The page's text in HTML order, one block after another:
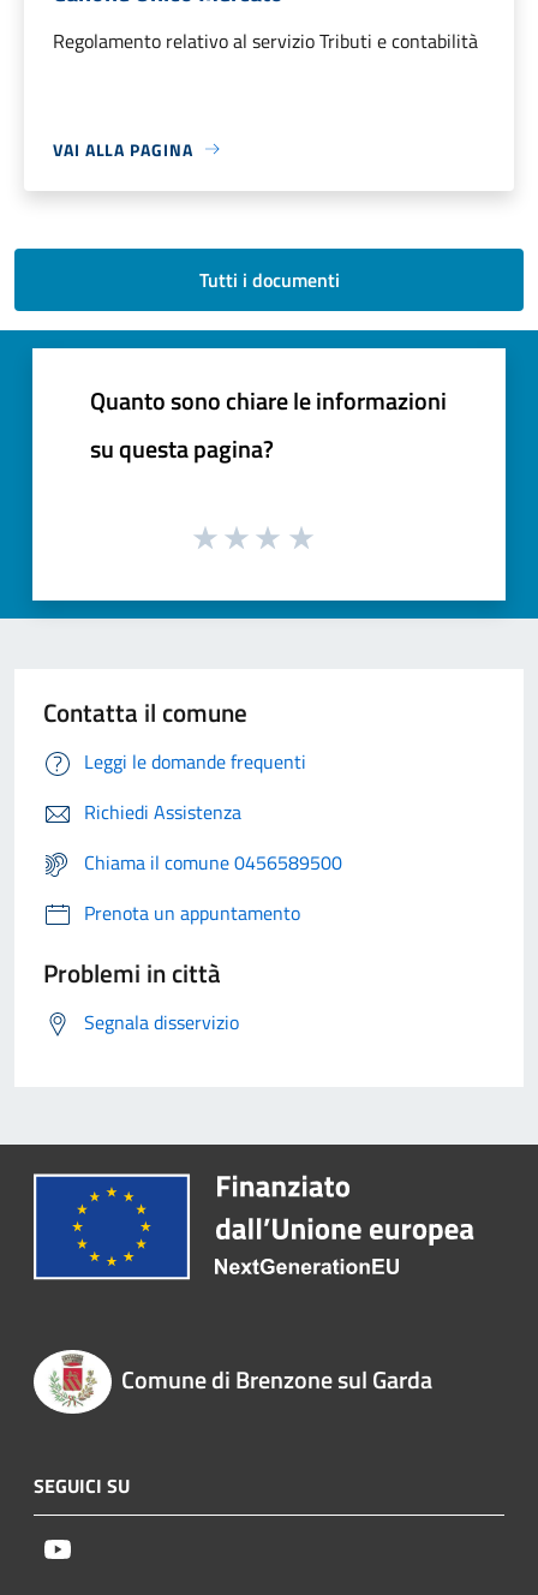
Regolamento relativo al servizio Tributi e contabilità
VAI ALLA PAGINA
Tutti i documenti
Quanto sono chiare le informazioni
su questa pagina?
Contatta il comune
Leggi le domande frequenti
Richiedi Assistenza
Chiama il comune 0456589500
Prenota un appuntamento
Problemi in città
Segnala disservizio
Comune di Brenzone sul Garda
SEGUICI SU